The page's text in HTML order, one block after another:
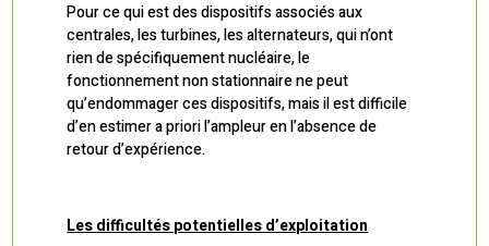
Pour ce qui est des dispositifs associés aux
centrales, les turbines, les alternateurs, qui n’ont
rien de spécifiquement nucléaire, le
fonctionnement non stationnaire ne peut
qu’endommager ces dispositifs, mais il est difficile
d’en estimer a priori l’ampleur en l’absence de
retour d’expérience.
Les difficultés potentielles d’exploitation